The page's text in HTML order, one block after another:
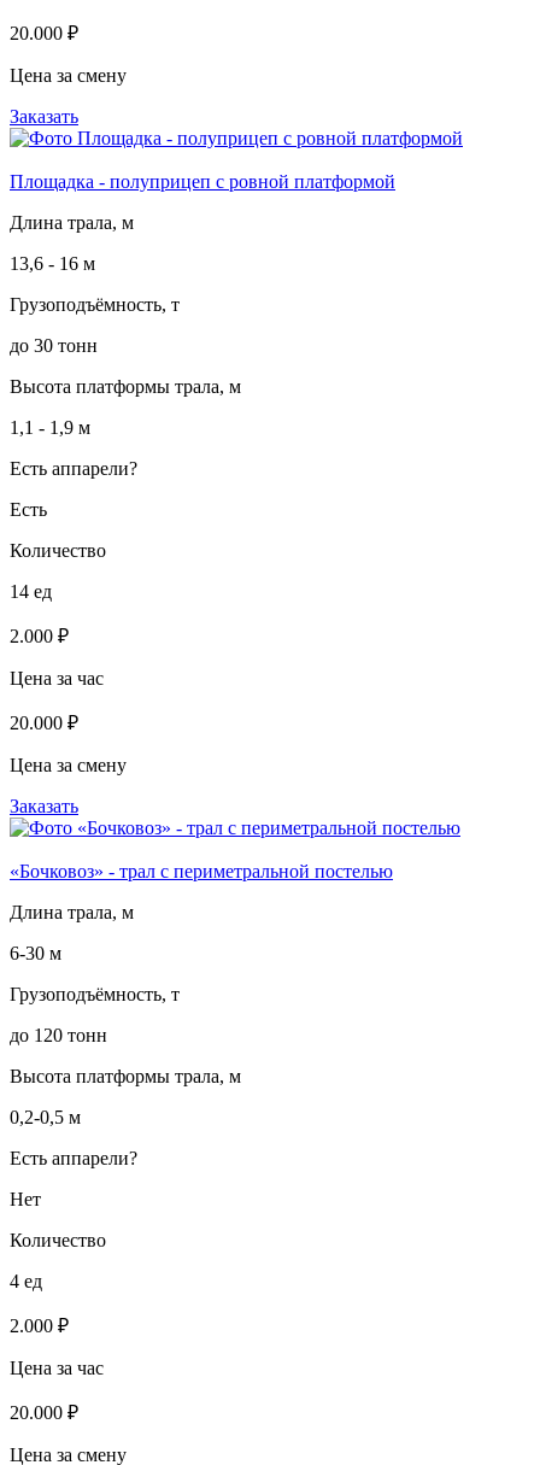
20.000 ₽
Цена за смену
Заказать
Площадка - полуприцеп с ровной платформой
Длина трала, м
13,6 - 16 м
Грузоподъёмность, т
до 30 тонн
Высота платформы трала, м
1,1 - 1,9 м
Есть аппарели?
Есть
Количество
14 ед
2.000 ₽
Цена за час
20.000 ₽
Цена за смену
Заказать
«Бочковоз» - трал с периметральной постелью
Длина трала, м
6-30 м
Грузоподъёмность, т
до 120 тонн
Высота платформы трала, м
0,2-0,5 м
Есть аппарели?
Нет
Количество
4 ед
2.000 ₽
Цена за час
20.000 ₽
Цена за смену